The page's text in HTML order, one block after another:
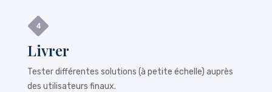
Livrer
Tester différentes solutions (à petite échelle) auprès
des utilisateurs finaux.